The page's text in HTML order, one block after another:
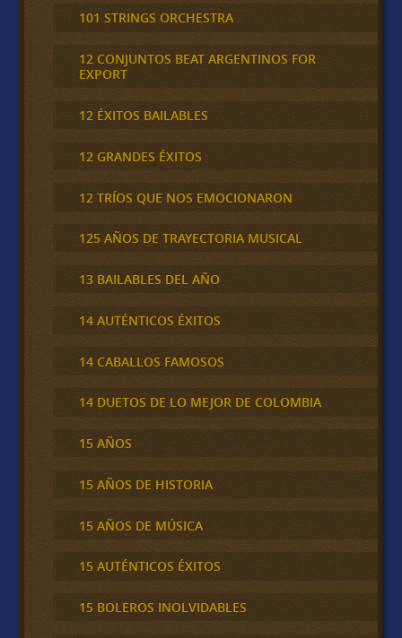
101 STRINGS ORCHESTRA
12 CONJUNTOS BEAT ARGENTINOS FOR
EXPORT
12 ÉXITOS BAILABLES
12 GRANDES ÉXITOS
12 TRÍOS QUE NOS EMOCIONARON
125 AÑOS DE TRAYECTORIA MUSICAL
13 BAILABLES DEL AÑO
14 AUTÉNTICOS ÉXITOS
14 CABALLOS FAMOSOS
14 DUETOS DE LO MEJOR DE COLOMBIA
15 AÑOS
15 AÑOS DE HISTORIA
15 AÑOS DE MÚSICA
15 AUTÉNTICOS ÉXITOS
15 BOLEROS INOLVIDABLES